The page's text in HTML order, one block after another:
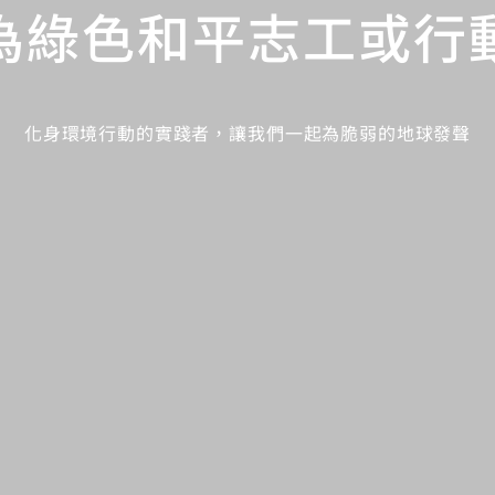
綠色和平志工或行
化身環境行動的實踐者，讓我們一起為脆弱的地球發聲